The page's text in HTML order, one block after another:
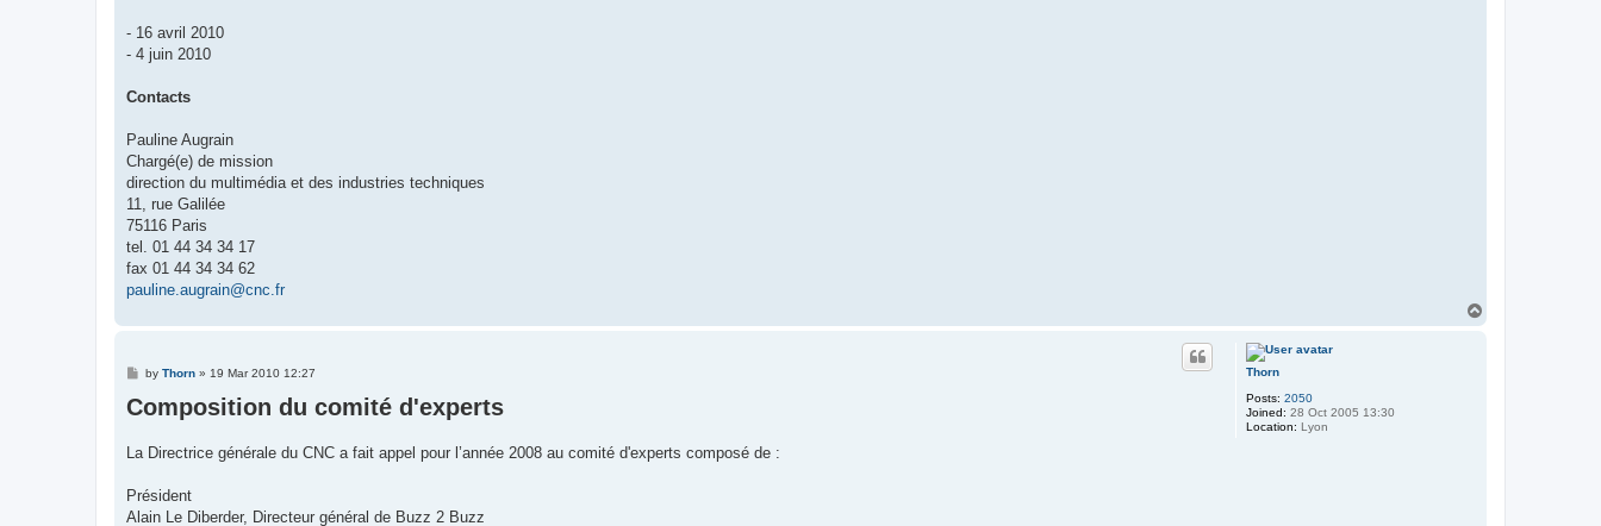
- 16 avril 2010
- 4 juin 2010
Contacts
Pauline Augrain
Chargé(e) de mission
direction du multimédia et des industries techniques
11, rue Galilée
75116 Paris
tel. 01 44 34 34 17
fax 01 44 34 34 62
pauline.augrain@cnc.fr
Thorn
Posts: 2050
Joined: 28 Oct 2005 13:30
Location: Lyon
P
s
t
by Thorn» 19 Mar 2010 12:27
Composition du comité d'experts
La Directrice générale du CNC a fait appel pour l’année 2008 au comité d'experts composé de :
Président
Alain Le Diberder, Directeur général de Buzz 2 Buzz